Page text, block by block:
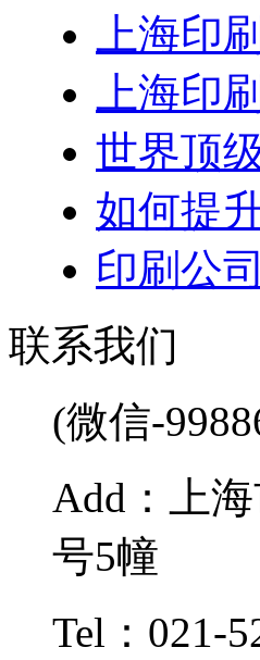
上海印
上海印
世界顶
如何提
印刷公
联系我们
(微信-
Add：上
号5幢
Tel：021-